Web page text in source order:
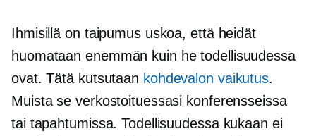
Ihmisillä on taipumus uskoa, että heidät
huomataan enemmän kuin he todellisuudessa
ovat. Tätä kutsutaan kohdevalon vaikutus.
Muista se verkostoituessasi konferensseissa
tai tapahtumissa. Todellisuudessa kukaan ei